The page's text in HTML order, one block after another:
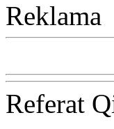
Reklama
Referat